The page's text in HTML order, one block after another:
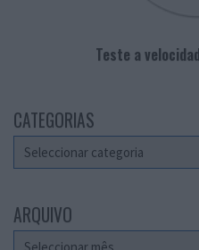
Teste a
CATEGORIAS
Categorias
ARQUIVO
Arquivo